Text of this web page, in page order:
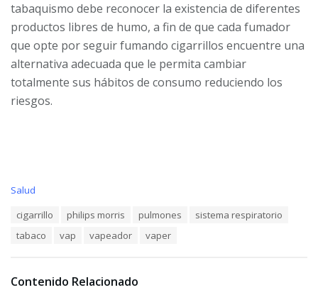
tabaquismo debe reconocer la existencia de diferentes
productos libres de humo, a fin de que cada fumador
que opte por seguir fumando cigarrillos encuentre una
alternativa adecuada que le permita cambiar
totalmente sus hábitos de consumo reduciendo los
riesgos.
C
i
Salud
cigarrillo philips morris pulmones
sistema respiratorio
tabaco
vap vapeador vaper
Contenido Relacionado